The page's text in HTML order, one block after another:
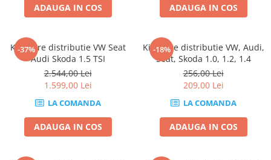
Scule Pneumatice
Alte scule pneumatice
Chei cu clichet
Compresoare
Filtre Pneumatice
Furtune Aer Comprimat
Masini de gaurit si taiat
Pistoale de vopsit
ADAUGA IN COS ADAUGA IN COS
-37%
Kit fixare distributie VW Seat
Audi Skoda 1.5 TSI
2.544,00 Lei
1.599,00 Lei
LA COMANDA
ADAUGA IN COS
-18%
Kit fixare distributie VW, Audi,
Seat, Skoda 1.0, 1.2, 1.4
256,00 Lei
209,00 Lei
LA COMANDA
ADAUGA IN COS